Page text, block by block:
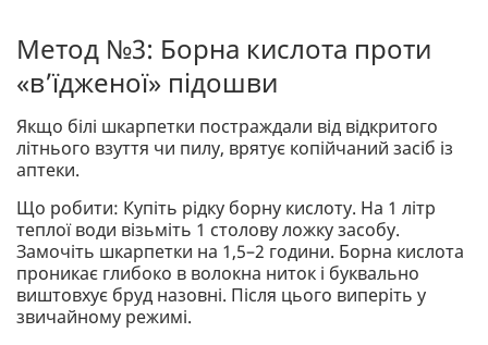
Метод №3: Борна кислота проти
«в’їдженої» підошви
Якщо білі шкарпетки постраждали від відкритого
літнього взуття чи пилу, врятує копійчаний засіб із
аптеки.
Що робити: Купіть рідку борну кислоту. На 1 літр
теплої води візьміть 1 столову ложку засобу.
Замочіть шкарпетки на 1,5–2 години. Борна кислота
проникає глибоко в волокна ниток і буквально
виштовхує бруд назовні. Після цього виперіть у
звичайному режимі.